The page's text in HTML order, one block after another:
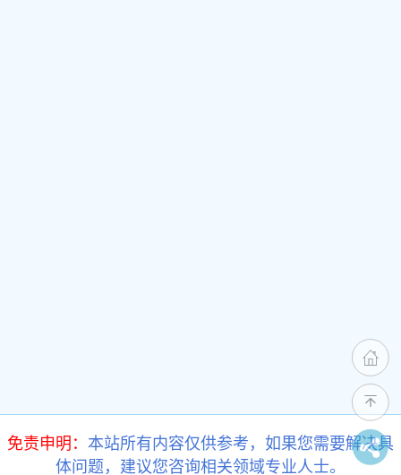
免责申明： 本站所有内容仅供参考，如果您需要解决具
体问题，建议您咨询相关领域专业人士。